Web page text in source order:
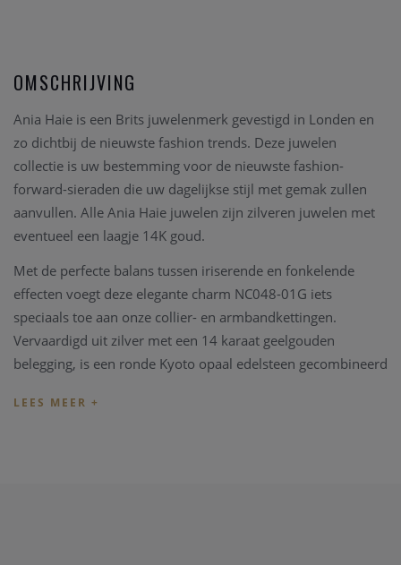
OMSCHRIJVING
Ania Haie is een Brits juwelenmerk gevestigd in Londen en
zo dichtbij de nieuwste fashion trends. Deze juwelen
collectie is uw bestemming voor de nieuwste fashion-
forward-sieraden die uw dagelijkse stijl met gemak zullen
aanvullen. Alle Ania Haie juwelen zijn zilveren juwelen met
eventueel een laagje 14K goud.
Met de perfecte balans tussen iriserende en fonkelende
effecten voegt deze elegante charm NC048-01G iets
speciaals toe aan onze collier- en armbandkettingen.
Vervaardigd uit zilver met een 14 karaat geelgouden
belegging, is een ronde Kyoto opaal edelsteen gecombineerd
druppel charm te creëren. Hang hem aan een ketting of